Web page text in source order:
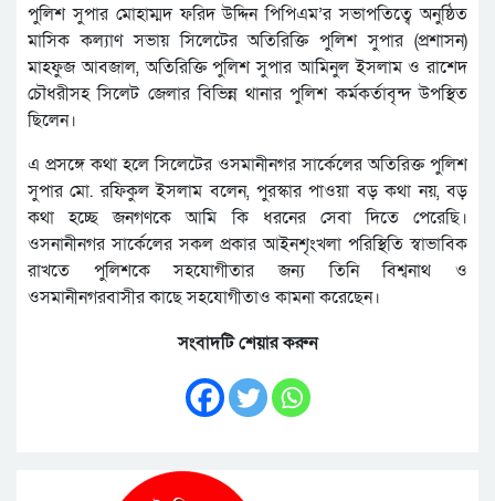
পুলিশ সুপার মোহাম্মদ ফরিদ উদ্দিন পিপিএম’র সভাপতিত্বে অনুষ্ঠিত
মাসিক কল্যাণ সভায় সিলেটের অতিরিক্তি পুলিশ সুপার (প্রশাসন)
মাহফুজ আবজাল, অতিরিক্তি পুলিশ সুপার আমিনুল ইসলাম ও রাশেদ
চৌধরীসহ সিলেট জেলার বিভিন্ন থানার পুলিশ কর্মকর্তাবৃন্দ উপস্থিত
ছিলেন।
এ প্রসঙ্গে কথা হলে সিলেটের ওসমানীনগর সার্কেলের অতিরিক্ত পুলিশ
সুপার মো. রফিকুল ইসলাম বলেন, পুরস্কার পাওয়া বড় কথা নয়, বড়
কথা হচ্ছে জনগণকে আমি কি ধরনের সেবা দিতে পেরেছি।
ওসনানীনগর সার্কেলের সকল প্রকার আইনশৃংখলা পরিস্থিতি স্বাভাবিক
রাখতে পুলিশকে সহযোগীতার জন্য তিনি বিশ্বনাথ ও
ওসমানীনগরবাসীর কাছে সহযোগীতাও কামনা করেছেন।
সংবাদটি শেয়ার করুন